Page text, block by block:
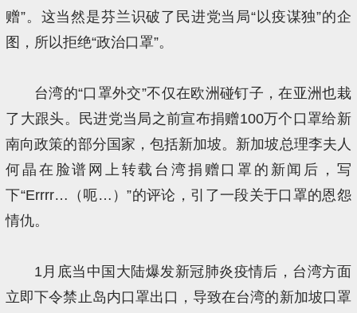
赠”。这当然是芬兰识破了民进党当局“以疫谋独”的企
图，所以拒绝“政治口罩”。
台湾的“口罩外交”不仅在欧洲碰钉子，在亚洲也栽
了大跟头。民进党当局之前宣布捐赠100万个口罩给新
南向政策的部分国家，包括新加坡。新加坡总理李夫人
何晶在脸谱网上转载台湾捐赠口罩的新闻后，写
下“Errrr…（呃…）”的评论，引了一段关于口罩的恩怨
情仇。
1月底当中国大陆爆发新冠肺炎疫情后，台湾方面
立即下令禁止岛内口罩出口，导致在台湾的新加坡口罩